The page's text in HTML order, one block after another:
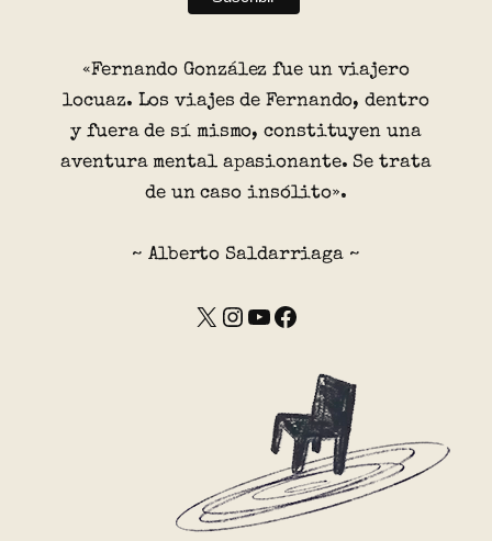
«Fernando González fue un viajero
locuaz. Los viajes de Fernando, dentro
y fuera de sí mismo, constituyen una
aventura mental apasionante. Se trata
de un caso insólito».
~ Alberto Saldarriaga ~
X Instagram YouTube Facebook